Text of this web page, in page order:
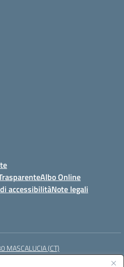
Albo Online
accessibilitàNote legali
MASCALUCIA (CT)